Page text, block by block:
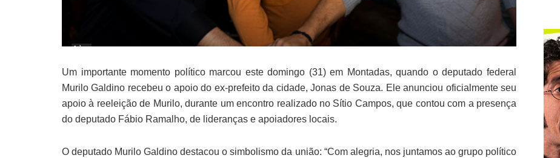
Um importante momento político marcou este domingo (31) em Montadas, quando o deputado federal
Murilo Galdino recebeu o apoio do ex-prefeito da cidade, Jonas de Souza. Ele anunciou oficialmente seu
apoio à reeleição de Murilo, durante um encontro realizado no Sítio Campos, que contou com a presença
do deputado Fábio Ramalho, de lideranças e apoiadores locais.
O deputado Murilo Galdino destacou o simbolismo da união: “Com alegria, nos juntamos ao grupo político